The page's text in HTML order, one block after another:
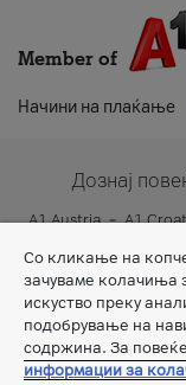
Member of
Начини на плаќање
Дознај
A1 Austria A1
Со кликање на
зачуваме колачиња
искуство преку
подобрување на
содржина. За
информации за